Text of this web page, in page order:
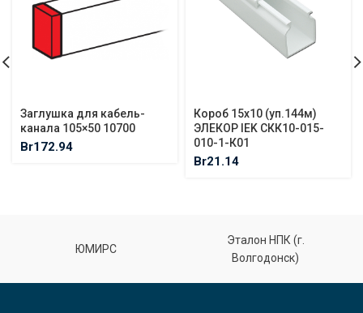
Заглушка для кабель-
канала 105×50 10700
Br172.94
Короб 15х10 (уп.144м)
ЭЛЕКОР IEK СКК10-015-
010-1-К01
Br21.14
ЮМИРС
Эталон НПК (г.
Волгодонск)